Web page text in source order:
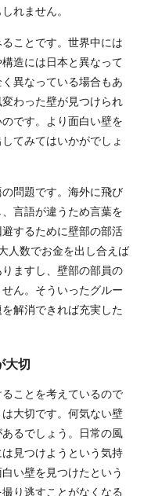
れません。
ことです。世界中には
造には日本と異なって
異なっている場合もあ
わった壁が見つけられ
です。より面白い壁を
てみてはいかがでしょ
問題です。海外に飛び
言語が違うため言葉を
するために壁部の部活
人数でお金を出し合えば
ますし、壁部の部員の
ん。そういったグルー
解消できれば充実した
大切
ことを考えているので
大切です。何気ない壁
るでしょう。日常の風
見つけようという気持
い壁を見つけたという
り逃すことがなくなる